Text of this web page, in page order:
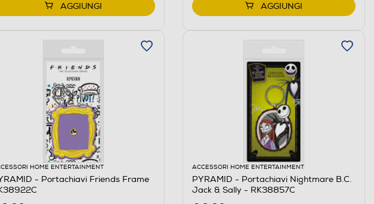
AGGIUNGI AGGIUNGI
HOME ENTERTAINMENT
- Portachiavi Friends Frame
ACCESSORI HOME ENTERTAINMENT
PYRAMID - Portachiavi Nightmare B.C.
Jack & Sally - RK38857C